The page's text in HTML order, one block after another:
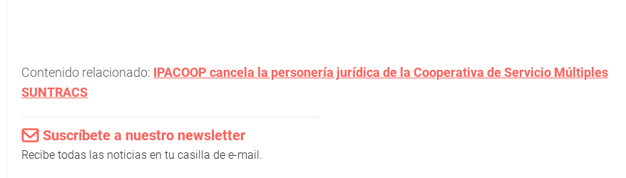
Contenido relacionado: IPACOOP cancela la personería jurídica de la Cooperativa de Servicio Múltiples
SUNTRACS
Suscríbete a nuestro newsletter
Recibe todas las noticias en tu casilla de e-mail.